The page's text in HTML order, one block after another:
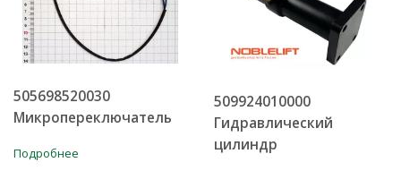
505698520030
Микропереключатель
Подробнее
509924010000
Гидравлический
цилиндр